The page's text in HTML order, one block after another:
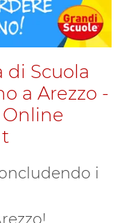
Scuola
a Arezzo -
Online
i